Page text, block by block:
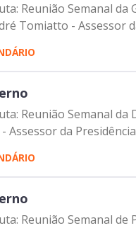
Reunião Semanal
Tomiatto - Assessor
Reunião Semanal
Assessor da
Reunião Semanal